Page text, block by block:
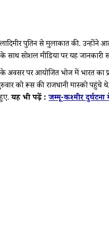
व्लादिमीर पुतिन से मुलाकात की.
साथ सोशल मीडिया पर यह जानकारी
पर आयोजित भोज में भारत का
को रूस की राजधानी मास्को पहुंचे
यह भी पढ़ें :जम्मू-कश्मीर